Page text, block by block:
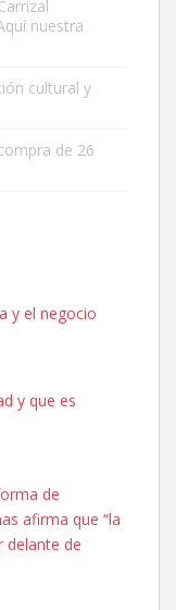
tiene miedo a la
nuestra
cultural y
de 26
y el negocio
y que es
de
afirma que “la
delante de